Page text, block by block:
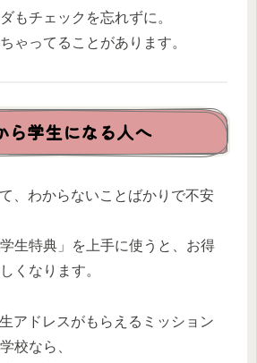
もチェックを忘れずに。
ゃってることがあります。
ら学生になる人へ
、わからないことばかりで不安
生特典」を上手に使うと、お得
くなります。
アドレスがもらえるミッション
校なら、